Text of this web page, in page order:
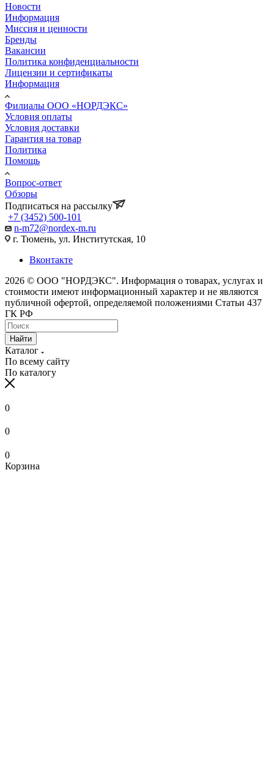
Новости
Информация
Миссия и ценности
Бренды
Вакансии
Политика конфиденциальности
Лицензии и сертификаты
Информация
Филиалы ООО «НОРДЭКС»
Условия оплаты
Условия доставки
Гарантия на товар
Политика
Помощь
Вопрос-ответ
Обзоры
Подписаться на рассылку
+7 (3452) 500-101
n-m72@nordex-m.ru
г. Тюмень, ул. Институтская, 10
Вконтакте
2026 © ООО "НОРДЭКС". Информация о товарах, услугах и
стоимости имеют информационный характер и не являются
публичной офертой, определяемой положениями Статьи 437
ГК РФ
Найти
Каталог
По всему сайту
По каталогу
0
0
0
Корзина